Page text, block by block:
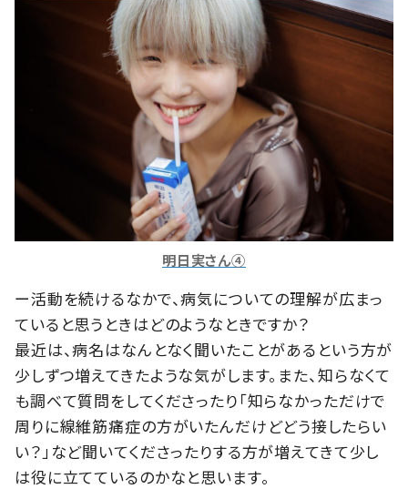
明日実さん④
ー活動を続けるなかで、病気についての理解が広まっ
ていると思うときはどのようなときですか？
最近は、病名はなんとなく聞いたことがあるという方が
少しずつ増えてきたような気がします。また、知らなくて
も調べて質問をしてくださったり「知らなかっただけで
周りに線維筋痛症の方がいたんだけどどう接したらい
い？」など聞いてくださったりする方が増えてきて少し
は役に立てているのかなと思います。